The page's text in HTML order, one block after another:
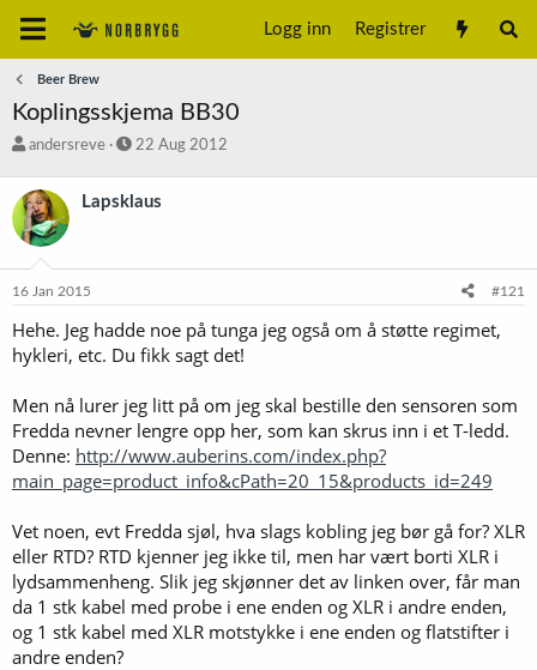
Logg inn Registrer
Beer Brew
Koplingsskjema BB30
T
å
d
s
a
r
e
r
andersreve
S
r
a
22 Aug 2012
Lapsklaus
16 Jan 2015 #121
Hehe. Jeg hadde noe på tunga jeg også om å støtte regimet,
hykleri, etc. Du fikk sagt det!
Men nå lurer jeg litt på om jeg skal bestille den sensoren som
Fredda nevner lengre opp her, som kan skrus inn i et T-ledd.
Denne: http://www.auberins.com/index.php?
main_page=product_info&cPath=20_15&products_id=249
Vet noen, evt Fredda sjøl, hva slags kobling jeg bør gå for? XLR
eller RTD? RTD kjenner jeg ikke til, men har vært borti XLR i
lydsammenheng. Slik jeg skjønner det av linken over, får man
da 1 stk kabel med probe i ene enden og XLR i andre enden,
og 1 stk kabel med XLR motstykke i ene enden og flatstifter i
andre enden?